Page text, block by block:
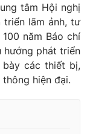
tâm Hội nghị
triển lãm ảnh, tư
năm Báo chí
hướng phát triển
các thiết bị,
hiện đại.